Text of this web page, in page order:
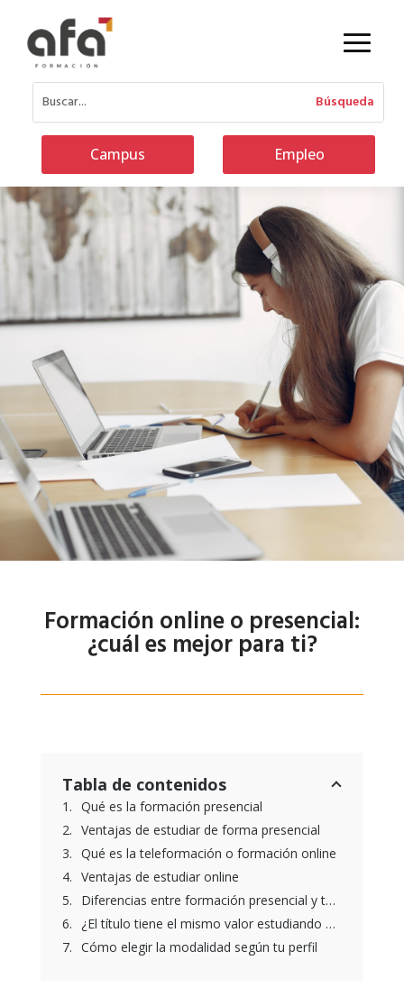
Campus Empleo
Formación online o presencial:
¿cuál es mejor para ti?
Tabla de contenidos
Qué es la formación presencial
Ventajas de estudiar de forma presencial
Qué es la teleformación o formación online
Ventajas de estudiar online
Diferencias entre formación presencial y teleformación
¿El título tiene el mismo valor estudiando presencial u online?
Cómo elegir la modalidad según tu perfil